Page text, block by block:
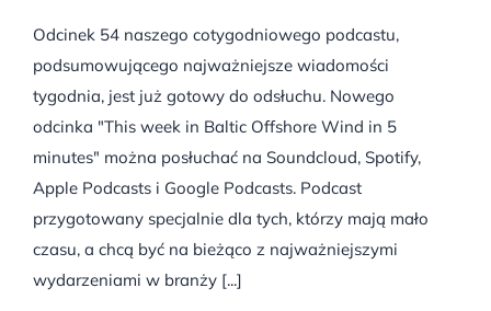
Odcinek 54 naszego cotygodniowego podcastu,
podsumowującego najważniejsze wiadomości
tygodnia, jest już gotowy do odsłuchu. Nowego
odcinka "This week in Baltic Offshore Wind in 5
minutes" można posłuchać na Soundcloud, Spotify,
Apple Podcasts i Google Podcasts. Podcast
przygotowany specjalnie dla tych, którzy mają mało
czasu, a chcą być na bieżąco z najważniejszymi
wydarzeniami w branży [...]